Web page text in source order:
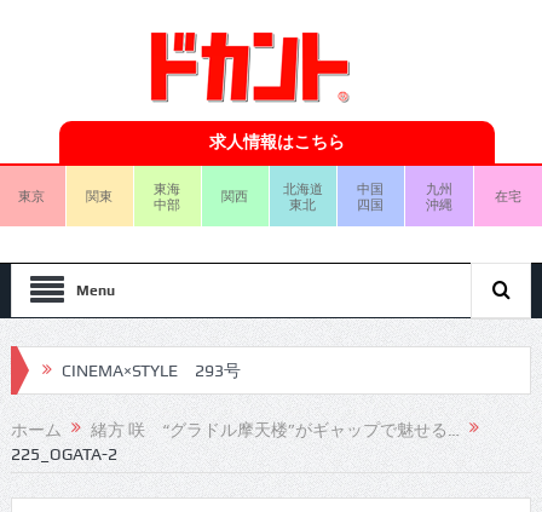
求人情報はこちら
東京 関東
東海
中部
関西
北海道
東北
中国
四国
九州
沖縄
在宅
Menu
CINEMA×STYLE 293号
CINEMA×STYLE 292号
CINEMA×STYLE 291号
ホーム
緒方 咲 “グラドル摩天楼”がギャップで魅せる…
225_OGATA-2